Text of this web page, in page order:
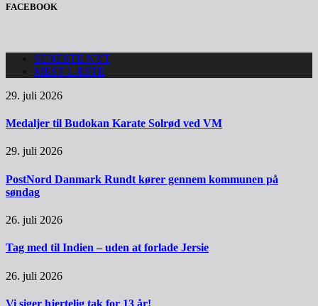
FACEBOOK
SENESTE NYT
MEST LÆSTE
29. juli 2026
Medaljer til Budokan Karate Solrød ved VM
29. juli 2026
PostNord Danmark Rundt kører gennem kommunen på
søndag
26. juli 2026
Tag med til Indien – uden at forlade Jersie
26. juli 2026
Vi siger hjertelig tak for 13 år!